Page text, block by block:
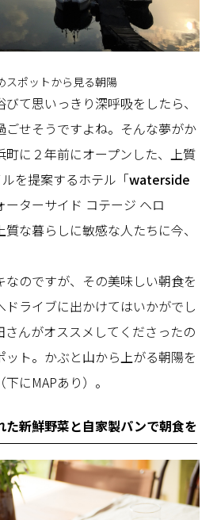
スポットから見る朝陽
て思いっきり深呼吸をしたら、
ごせそうですよね。そんな夢がか
町に２年前にオープンした、上質
を提案するホテル「waterside
ーターサイド コテージ ヘロ
な暮らしに敏感な人たちに今、
なのですが、その美味しい朝食を
ドライブに出かけてはいかがでし
さんがオススメしてくださったの
ット。かぶと山から上がる朝陽を
にMAPあり）。
た新鮮野菜と自家製パンで朝食を